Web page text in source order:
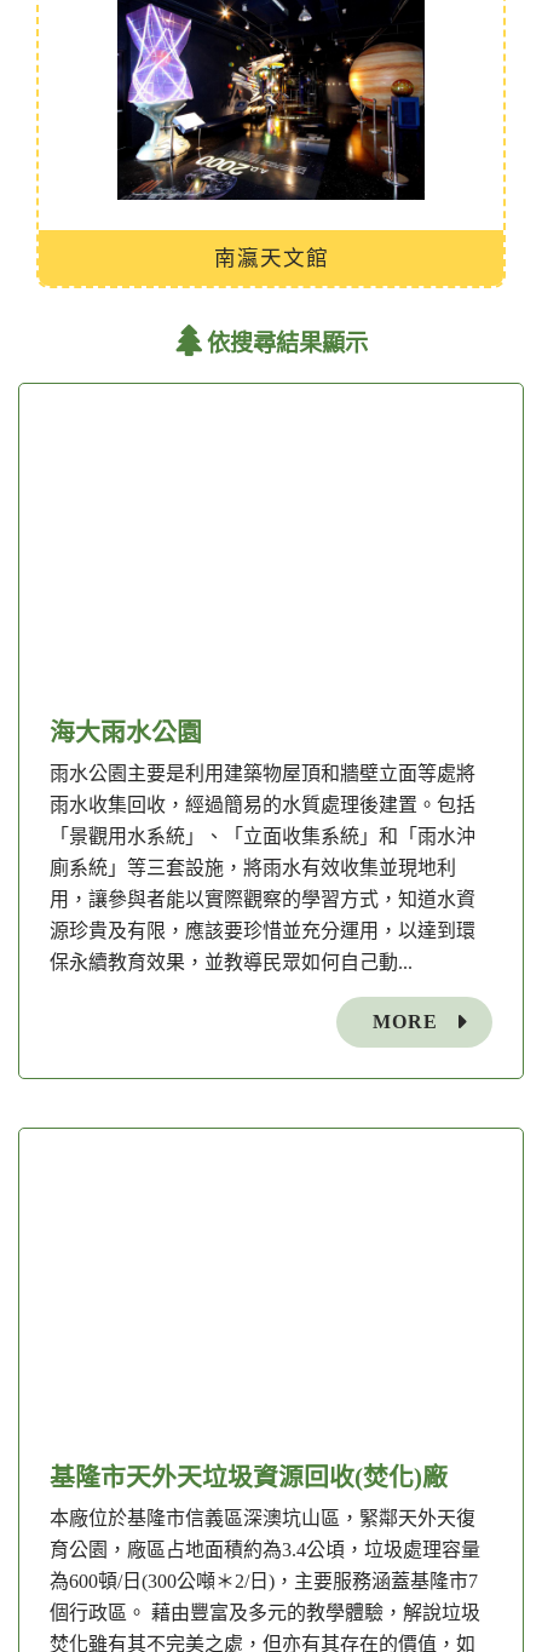
南瀛天文館
依搜尋結果顯示
海大雨水公園
雨水公園主要是利用建築物屋頂和牆壁立面等處將
雨水收集回收，經過簡易的水質處理後建置。包括
「景觀用水系統」、「立面收集系統」和「雨水沖
廁系統」等三套設施，將雨水有效收集並現地利
用，讓參與者能以實際觀察的學習方式，知道水資
源珍貴及有限，應該要珍惜並充分運用，以達到環
保永續教育效果，並教導民眾如何自己動...
MORE
基隆市天外天垃圾資源回收(焚化)廠
本廠位於基隆市信義區深澳坑山區，緊鄰天外天復
育公園，廠區占地面積約為3.4公頃，垃圾處理容量
為600頓/日(300公噸＊2/日)，主要服務涵蓋基隆市7
個行政區。 藉由豐富及多元的教學體驗，解說垃圾
焚化雖有其不完美之處，但亦有其存在的價值，如